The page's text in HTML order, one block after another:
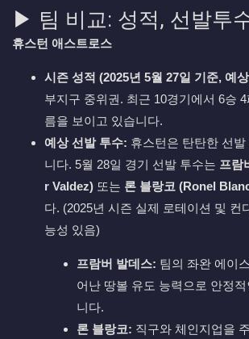
▶ 팀 비교: 성적, 선발투
휴스턴 애스트로스
시즌 성적 (2025년 5월 27일 기준, 예
부지구 중위권. 최근 10경기에서 6승
름을 보이고 있습니다.
예상 선발 투수: 휴스턴은 탄탄한 선
니다. 5월 28일 경기 선발 투수는 프람
r Valdez) 또는 론 블랑코 (Ronel
다. (2025년 시즌 실제 로테이션 및 컨
능성 있음)
프람버 발데스: 팀의 좌완 에이
어난 땅볼 유도 능력으로 안정
니다.
론 블랑코: 직구와 체인지업을